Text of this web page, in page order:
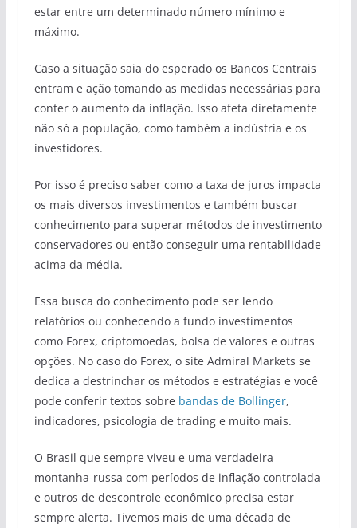
estar entre um determinado número mínimo e
máximo.
Caso a situação saia do esperado os Bancos Centrais
entram e ação tomando as medidas necessárias para
conter o aumento da inflação. Isso afeta diretamente
não só a população, como também a indústria e os
investidores.
Por isso é preciso saber como a taxa de juros impacta
os mais diversos investimentos e também buscar
conhecimento para superar métodos de investimento
conservadores ou então conseguir uma rentabilidade
acima da média.
Essa busca do conhecimento pode ser lendo
relatórios ou conhecendo a fundo investimentos
como Forex, criptomoedas, bolsa de valores e outras
opções. No caso do Forex, o site Admiral Markets se
dedica a destrinchar os métodos e estratégias e você
pode conferir textos sobre bandas de Bollinger,
indicadores, psicologia de trading e muito mais.
O Brasil que sempre viveu e uma verdadeira
montanha-russa com períodos de inflação controlada
e outros de descontrole econômico precisa estar
sempre alerta. Tivemos mais de uma década de